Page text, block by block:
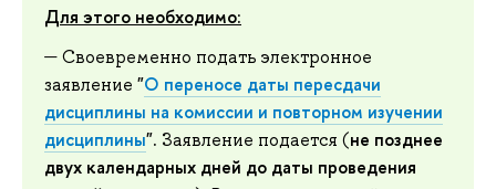
Для этого необходимо:
Своевременно подать электронное
заявление "О переносе даты пересдачи
дисциплины на комиссии и повторном изучении
дисциплины". Заявление подается (не позднее
двух календарных дней до даты проведения